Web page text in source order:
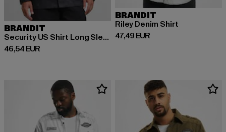
BRANDIT
Security US Shirt Long Sleeve
46,54 EUR
Derzeitiger Preis: 46,54 EUR
BRANDIT
Riley Denim Shirt
47,49 EUR
Derzeitiger Preis: 47,49 EUR